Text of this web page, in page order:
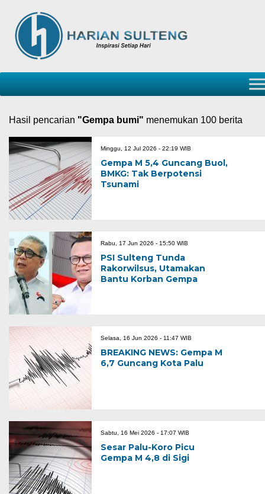
Hasil pencarian "Gempa bumi" menemukan 100 berita
Minggu, 12 Jul 2026 - 22:19 WIB
Gempa M 5,4 Guncang Buol,
BMKG: Tak Berpotensi
Tsunami
Rabu, 17 Jun 2026 - 15:50 WIB
PSI Sulteng Tunda
Rakorwilsus, Utamakan
Bantu Korban Gempa
Selasa, 16 Jun 2026 - 11:47 WIB
BREAKING NEWS: Gempa M
6,7 Guncang Kota Palu
Sabtu, 16 Mei 2026 - 17:07 WIB
Sesar Palu-Koro Picu
Gempa M 4,8 di Sigi